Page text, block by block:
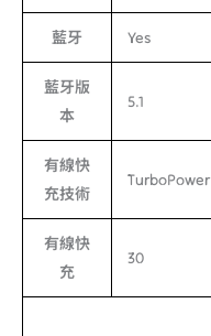
藍牙 Yes
藍牙版
本
5.1
有線快
充技術
TurboPower
有線快
充
30